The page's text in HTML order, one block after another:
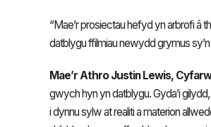
“Mae’r prosiectau hefyd yn arbrofi â
datblygu ffilmiau newydd grymus
Mae’r Athro Justin Lewis,
gwych hyn yn datblygu. Gyda’i
i dynnu sylw at realiti a materion